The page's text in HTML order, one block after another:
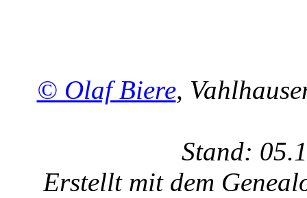
© Olaf Biere,
Stand:
Erstellt mit dem